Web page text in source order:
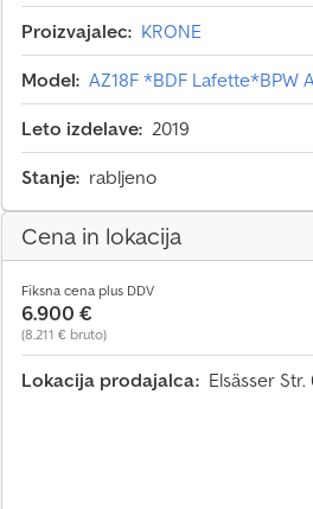
Proizvajalec: KRONE
Model: AZ18F *BDF
Leto izdelave: 2019
Stanje: rabljeno
Cena in lokacija
Fiksna cena plus DDV
6.900 €
(8.211 € bruto)
Lokacija prodajalca: Elsässer